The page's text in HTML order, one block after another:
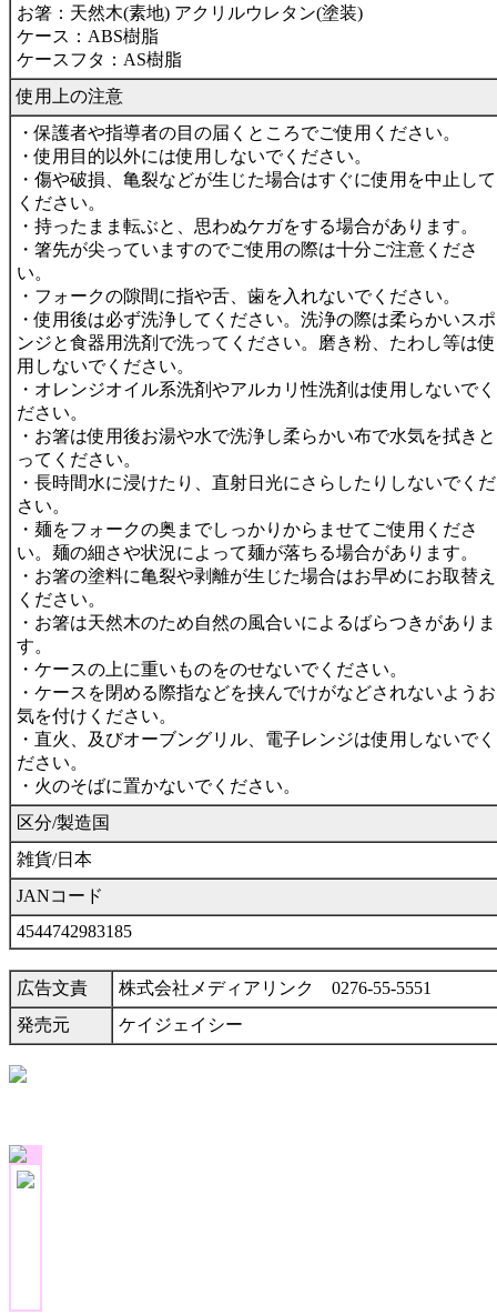
お箸：天然木(素地) アクリルウレタン(塗装)
ケース：ABS樹脂
ケースフタ：AS樹脂
使用上の注意
・保護者や指導者の目の届くところでご使用ください。
・使用目的以外には使用しないでください。
・傷や破損、亀裂などが生じた場合はすぐに使用を中止して
ください。
・持ったまま転ぶと、思わぬケガをする場合があります。
・箸先が尖っていますのでご使用の際は十分ご注意くださ
い。
・フォークの隙間に指や舌、歯を入れないでください。
・使用後は必ず洗浄してください。洗浄の際は柔らかいスポ
ンジと食器用洗剤で洗ってください。磨き粉、たわし等は使
用しないでください。
・オレンジオイル系洗剤やアルカリ性洗剤は使用しないでく
ださい。
・お箸は使用後お湯や水で洗浄し柔らかい布で水気を拭きと
ってください。
・長時間水に浸けたり、直射日光にさらしたりしないでくだ
さい。
・麺をフォークの奥までしっかりからませてご使用くださ
い。麺の細さや状況によって麺が落ちる場合があります。
・お箸の塗料に亀裂や剥離が生じた場合はお早めにお取替え
ください。
・お箸は天然木のため自然の風合いによるばらつきがありま
す。
・ケースの上に重いものをのせないでください。
・ケースを閉める際指などを挟んでけがなどされないようお
気を付けください。
・直火、及びオーブングリル、電子レンジは使用しないでく
ださい。
・火のそばに置かないでください。
区分/製造国
雑貨/日本
JANコード
4544742983185
広告文責
株式会社メディアリンク 0276-55-5551
発売元
ケイジェイシー